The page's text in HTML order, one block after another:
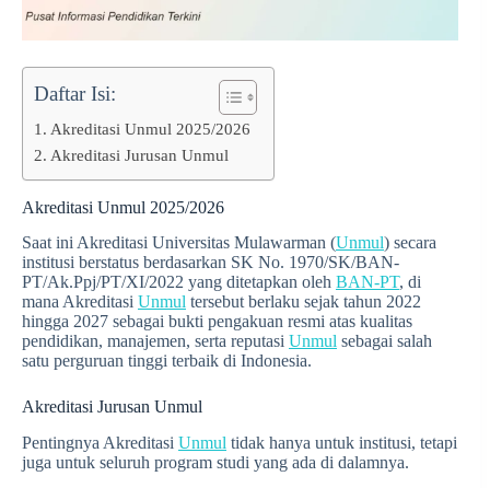
Daftar Isi:
Akreditasi Unmul 2025/2026
Akreditasi Jurusan Unmul
Akreditasi Unmul 2025/2026
Saat ini Akreditasi Universitas Mulawarman (Unmul) secara
institusi berstatus berdasarkan SK No. 1970/SK/BAN-
PT/Ak.Ppj/PT/XI/2022 yang ditetapkan oleh BAN-PT, di
mana Akreditasi Unmul tersebut berlaku sejak tahun 2022
hingga 2027 sebagai bukti pengakuan resmi atas kualitas
pendidikan, manajemen, serta reputasi Unmul sebagai salah
satu perguruan tinggi terbaik di Indonesia.
Akreditasi Jurusan Unmul
Pentingnya Akreditasi Unmul tidak hanya untuk institusi, tetapi
juga untuk seluruh program studi yang ada di dalamnya.